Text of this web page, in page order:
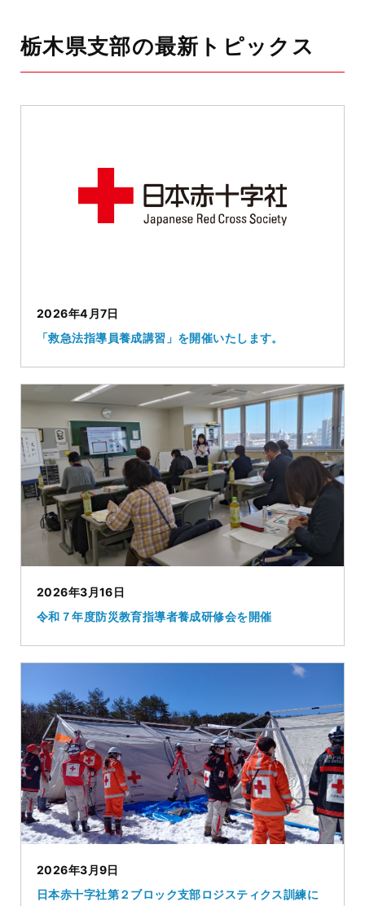
栃木県支部の最新トピックス
2026年4月7日
「救急法指導員養成講習」を開催いたします。
2026年3月16日
令和７年度防災教育指導者養成研修会を開催
2026年3月9日
日本赤十字社第２ブロック支部ロジスティクス訓練に